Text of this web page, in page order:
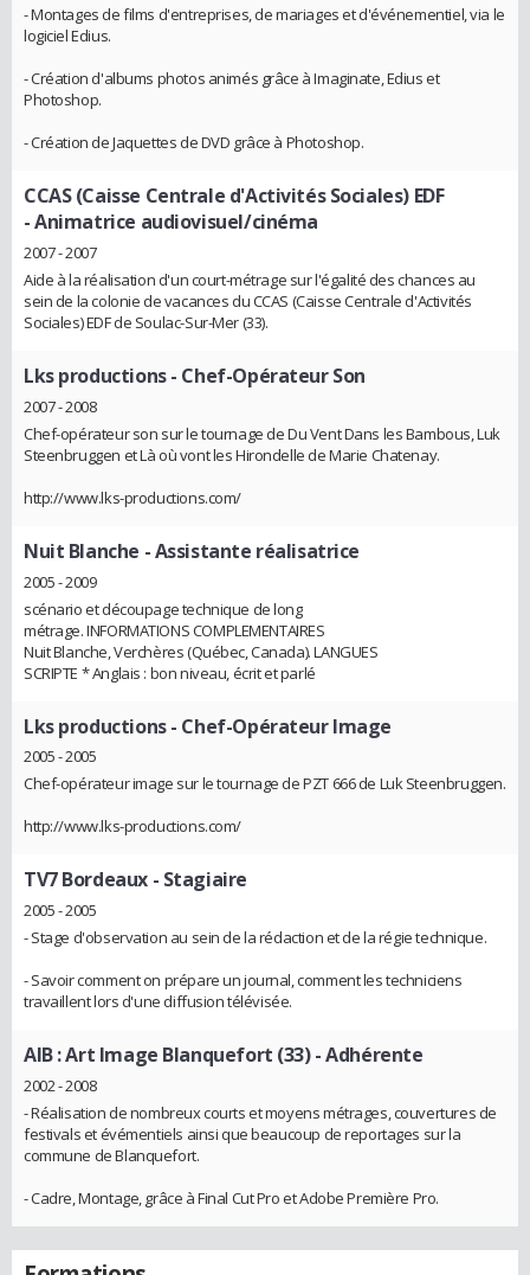
- Montages de films d'entreprises, de mariages et d'événementiel, via le
logiciel Edius.
- Création d'albums photos animés grâce à Imaginate, Edius et
Photoshop.
- Création de Jaquettes de DVD grâce à Photoshop.
CCAS (Caisse Centrale d'Activités Sociales) EDF
- Animatrice audiovisuel/cinéma
2007 - 2007
Aide à la réalisation d'un court-métrage sur l'égalité des chances au
sein de la colonie de vacances du CCAS (Caisse Centrale d'Activités
Sociales) EDF de Soulac-Sur-Mer (33).
Lks productions- Chef-Opérateur Son
2007 - 2008
Chef-opérateur son sur le tournage de Du Vent Dans les Bambous, Luk
Steenbruggen et Là où vont les Hirondelle de Marie Chatenay.
http://www.lks-productions.com/
Nuit Blanche - Assistante réalisatrice
2005 - 2009
scénario et découpage technique de long
métrage. INFORMATIONS COMPLEMENTAIRES
Nuit Blanche, Verchères (Québec, Canada). LANGUES
SCRIPTE * Anglais : bon niveau, écrit et parlé
Lks productions- Chef-Opérateur Image
2005 - 2005
Chef-opérateur image sur le tournage de PZT 666 de Luk Steenbruggen.
http://www.lks-productions.com/
TV7 Bordeaux- Stagiaire
2005 - 2005
- Stage d'observation au sein de la rédaction et de la régie technique.
- Savoir comment on prépare un journal, comment les techniciens
travaillent lors d'une diffusion télévisée.
AIB : Art Image Blanquefort (33)- Adhérente
2002 - 2008
- Réalisation de nombreux courts et moyens métrages, couvertures de
festivals et évémentiels ainsi que beaucoup de reportages sur la
commune de Blanquefort.
- Cadre, Montage, grâce à Final Cut Pro et Adobe Première Pro.